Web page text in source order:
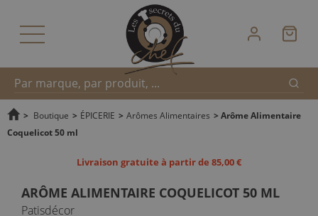
Recherche
> Boutique > ÉPICERIE > Arômes Alimentaires > Arôme Alimentaire
Coquelicot 50 ml
Livraison gratuite à partir de 85,00 €
ARÔME ALIMENTAIRE COQUELICOT 50 ML
Patisdécor